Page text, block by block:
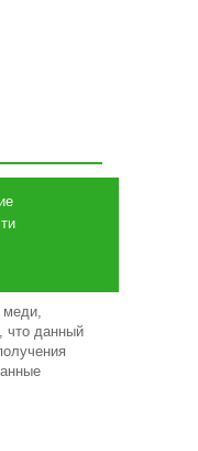
меди,
что данный